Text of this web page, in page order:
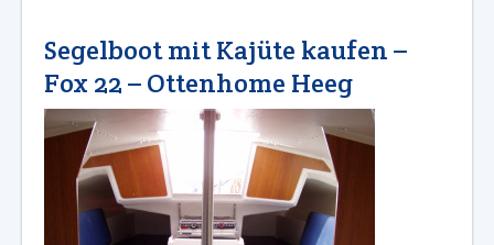
Segelboot mit Kajüte kaufen –
Fox 22 – Ottenhome Heeg